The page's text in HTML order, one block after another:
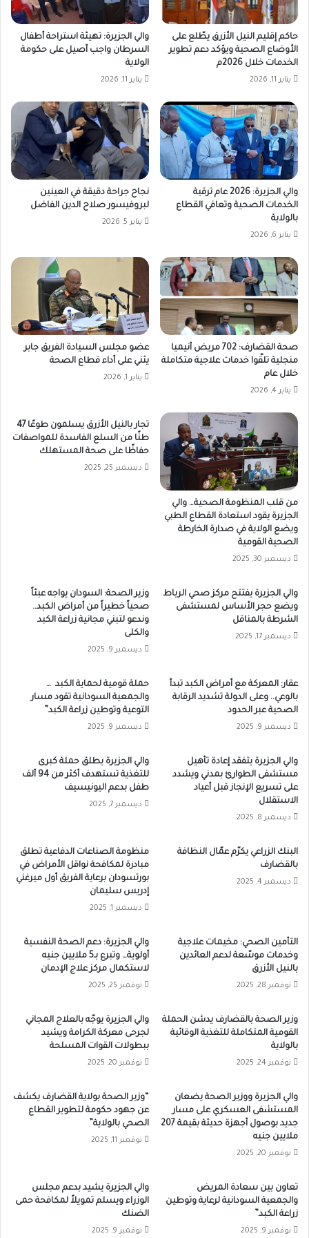
حاكم إقليم النيل الأزرق يطّلع على
الأوضاع الصحية ويؤكد دعم تطوير
الخدمات خلال 2026م
يناير 11, 2026
والي الجزيرة: تهيئة استراحة أطفال
السرطان واجب أصيل على حكومة
الولاية
يناير 11, 2026
والي الجزيرة: 2026 عام ترقية
الخدمات الصحية وتعافي القطاع
بالولاية
يناير 6, 2026
نجاح جراحة دقيقة في العينين
لبروفيسور صلاح الدين الفاضل
يناير 5, 2026
صحة القضارف: 702 مريض أنيميا
منجلية تلقّوا خدمات علاجية متكاملة
خلال عام
يناير 4, 2026
عضو مجلس السيادة الفريق جابر
يثني على أداء قطاع الصحة
يناير 1, 2026
من قلب المنظومة الصحية… والي
الجزيرة يقود استعادة القطاع الطبي
ويضع الولاية في صدارة الخارطة
الصحية القومية
ديسمبر 30, 2025
تجار بالنيل الأزرق يسلمون طوعًا 47
طنًا من السلع الفاسدة للمواصفات
حفاظًا على صحة المستهلك
ديسمبر 25, 2025
والي الجزيرة يفتتح مركز صحي الرباط
ويضع حجر الأساس لمستشفى
الشرطة بالمناقل
ديسمبر 17, 2025
وزير الصحة: السودان يواجه عبئاً
صحياً خطيراً من أمراض الكبد..
وندعو لتبني مجانية زراعة الكبد
والكلى
ديسمبر 9, 2025
عقار: المعركة مع أمراض الكبد تبدأ
بالوعي.. وعلى الدولة تشديد الرقابة
الصحية عبر الحدود
ديسمبر 9, 2025
حملة قومية لحماية الكبد …
والجمعية السودانية تقود مسار
التوعية وتوطين زراعة الكبد”
ديسمبر 9, 2025
والي الجزيرة يتفقد إعادة تأهيل
مستشفى الطوارئ بمدني ويشدد
على تسريع الإنجاز قبل أعياد
الاستقلال
ديسمبر 8, 2025
والي الجزيرة يطلق حملة كبرى
للتغذية تستهدف أكثر من 94 ألف
طفل بدعم اليونيسيف
ديسمبر 7, 2025
البنك الزراعي يكرّم عمّال النظافة
بالقضارف
ديسمبر 4, 2025
منظومة الصناعات الدفاعية تطلق
مبادرة لمكافحة نواقل الأمراض في
بورتسودان برعاية الفريق أول ميرغني
إدريس سليمان
ديسمبر 1, 2025
التأمين الصحي: مخيمات علاجية
وخدمات موسّعة لدعم العائدين
بالنيل الأزرق
نوفمبر 28, 2025
والي الجزيرة: دعم الصحة النفسية
أولوية… وتبرع بـ5 ملايين جنيه
لاستكمال مركز علاج الإدمان
نوفمبر 25, 2025
وزير ​الصحة بالقضارف يدشن الحملة
القومية المتكاملة للتغذية الوقائية
بالولاية
نوفمبر 24, 2025
والي الجزيرة يوجّه بالعلاج المجاني
لجرحى معركة الكرامة ويشيد
ببطولات القوات المسلحة
نوفمبر 20, 2025
والي الجزيرة ووزير الصحة يضعان
المستشفى العسكري على مسار
جديد بوصول أجهزة حديثة بقيمة 207
ملايين جنيه
نوفمبر 20, 2025
“وزير الصحة بولاية القضارف يكشف
عن جهود حكومة لتطوير القطاع
الصحي بالولاية”
نوفمبر 11, 2025
تعاون بين سعادة المريض
والجمعية السودانية لرعاية وتوطين
زراعة الكبد”
نوفمبر 9, 2025
والي الجزيرة يشيد بدعم مجلس
الوزراء ويسلم تمويلاً لمكافحة حمى
الضنك
نوفمبر 9, 2025